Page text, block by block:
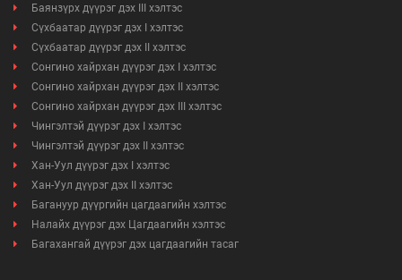
Баянзүрх дүүрэг дэх III хэлтэс
Сүхбаатар дүүрэг дэх I хэлтэс
Сүхбаатар дүүрэг дэх II хэлтэс
Сонгино хайрхан дүүрэг дэх I хэлтэс
Сонгино хайрхан дүүрэг дэх II хэлтэс
Сонгино хайрхан дүүрэг дэх III хэлтэс
Чингэлтэй дүүрэг дэх I хэлтэс
Чингэлтэй дүүрэг дэх II хэлтэс
Хан-Уул дүүрэг дэх I хэлтэс
Хан-Уул дүүрэг дэх II хэлтэс
Багануур дүүргийн цагдаагийн хэлтэс
Налайх дүүрэг дэх Цагдаагийн хэлтэс
Багахангай дүүрэг дэх цагдаагийн тасаг